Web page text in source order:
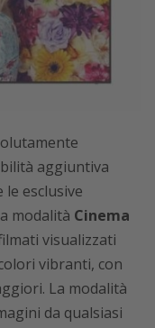
aggiuntiva
esclusive
modalità Cinema
visualizzati
vibranti, con
La modalità
da qualsiasi